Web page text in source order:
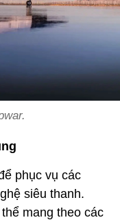
phục vụ các
siêu thanh.
mang theo các